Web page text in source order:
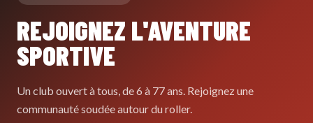
REJOIGNEZ L'AVENTURE
SPORTIVE
Un club ouvert à tous, de 6 à 77 ans. Rejoignez une
communauté soudée autour du roller.